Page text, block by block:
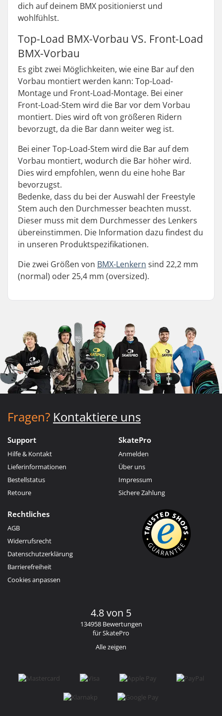
dich auf deinem BMX positionierst und
wohlfühlst.
Top-Load BMX-Vorbau VS. Front-Load
BMX-Vorbau
Es gibt zwei Möglichkeiten, wie eine Bar auf den
Vorbau montiert werden kann: Top-Load-
Montage und Front-Load-Montage. Bei einer
Front-Load-Stem wird die Bar vor dem Vorbau
montiert. Dies wird oft von größeren Ridern
bevorzugt, da die Bar dann weiter weg ist.
Bei einer Top-Load-Stem wird die Bar auf dem
Vorbau montiert, wodurch die Bar höher wird.
Dies wird empfohlen, wenn du eine hohe Bar
bevorzugst.
Bedenke, dass du bei der Auswahl der Freestyle
Stem auch den Durchmesser beachten musst.
Dieser muss mit dem Durchmesser des Lenkers
übereinstimmen. Die Information dazu findest du
in unseren Produktspezifikationen.
Die zwei Größen von BMX-Lenkern sind 22,2 mm
(normal) oder 25,4 mm (oversized).
Fragen? Kontaktiere uns
Support
Hilfe & Kontakt
Lieferinformationen
Bestellstatus
Retoure
SkatePro
Anmelden
Über uns
Impressum
Sichere Zahlung
Rechtliches
AGB
Widerrufsrecht
Datenschutzerklärung
Barrierefreiheit
Cookies anpassen
4.8 von 5
134958 Bewertungen
für SkatePro
Alle zeigen